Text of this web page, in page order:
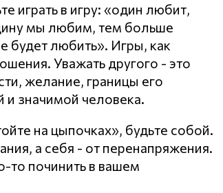
играть в игру: «один любит,
мы любим, тем больше
будет любить». Игры, как
Уважать другого - это
желание, границы его
и значимой человека.
на цыпочках», будьте собой.
а себя - от перенапряжения.
то починить в вашем